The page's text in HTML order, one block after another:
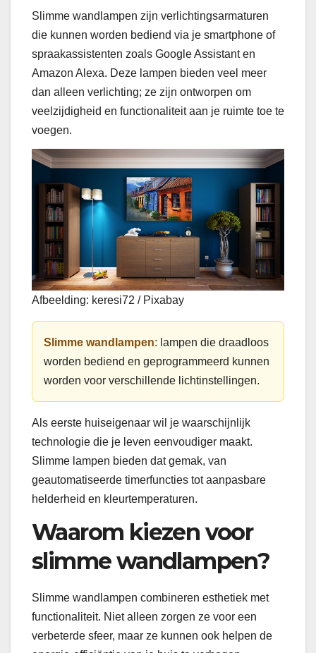
Slimme wandlampen zijn verlichtingsarmaturen
die kunnen worden bediend via je smartphone of
spraakassistenten zoals Google Assistant en
Amazon Alexa. Deze lampen bieden veel meer
dan alleen verlichting; ze zijn ontworpen om
veelzijdigheid en functionaliteit aan je ruimte toe te
voegen.
Afbeelding: keresi72 / Pixabay
Slimme wandlampen: lampen die draadloos
worden bediend en geprogrammeerd kunnen
worden voor verschillende lichtinstellingen.
Als eerste huiseigenaar wil je waarschijnlijk
technologie die je leven eenvoudiger maakt.
Slimme lampen bieden dat gemak, van
geautomatiseerde timerfuncties tot aanpasbare
helderheid en kleurtemperaturen.
Waarom kiezen voor
slimme wandlampen?
Slimme wandlampen combineren esthetiek met
functionaliteit. Niet alleen zorgen ze voor een
verbeterde sfeer, maar ze kunnen ook helpen de